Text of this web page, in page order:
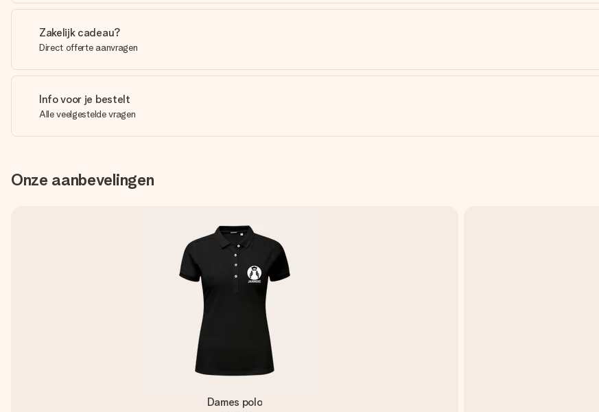
Zakelijk cadeau?
Direct offerte aanvragen
Info voor je bestelt
Alle veelgestelde vragen
Onze aanbevelingen
Dames polo